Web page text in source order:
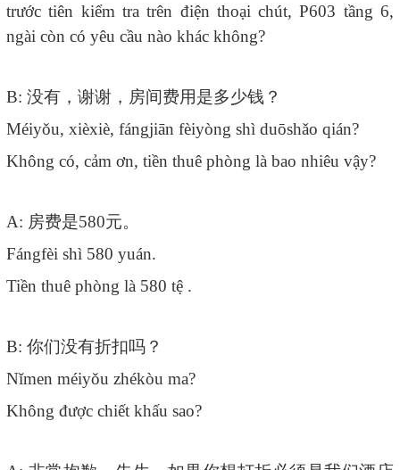
trước tiên kiểm tra trên điện thoại chút, P603 tầng 6,
ngài còn có yêu cầu nào khác không?
B: 没有，谢谢，房间费用是多少钱？
Méiyǒu, xièxiè, fángjiān fèiyòng shì duōshǎo qián?
Không có, cảm ơn, tiền thuê phòng là bao nhiêu vậy?
A: 房费是580元。
Fángfèi shì 580 yuán.
Tiền thuê phòng là 580 tệ .
B: 你们没有折扣吗？
Nǐmen méiyǒu zhékòu ma?
Không được chiết khấu sao?